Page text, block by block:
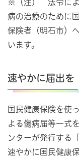
※（注） 法令によ
病の治療のために
保険者（明石市）
います。
速やかに届出を
国民健康保険を使
よる傷病届等一式
ンターが発行する
速やかに国民健康